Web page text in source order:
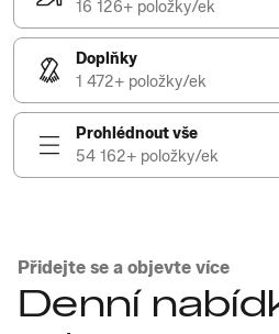
16 126+ položky/ek
Doplňky
1 472+ položky/ek
Prohlédnout vše
54 162+ položky/ek
Přidejte se a objevte více
Denní